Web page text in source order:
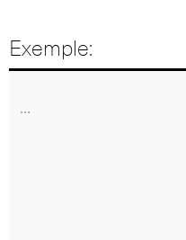
Exemple: